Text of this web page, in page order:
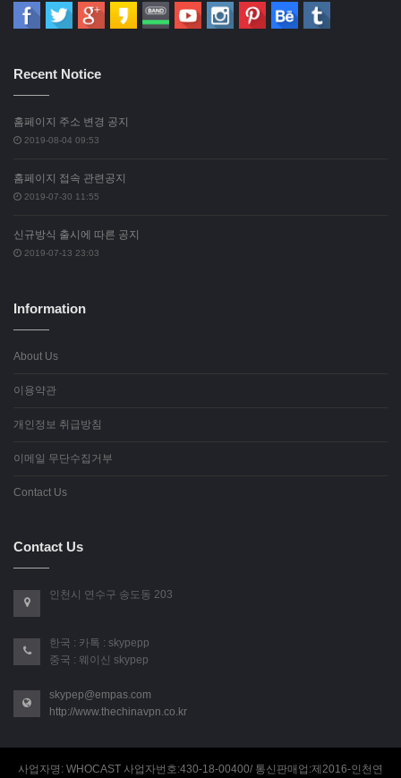
Recent Notice
홈페이지 주소 변경 공지
2019-08-04 09:53
홈페이지 접속 관련공지
2019-07-30 11:55
신규방식 출시에 따른 공지
2019-07-13 23:03
Information
About Us
이용약관
개인정보 취급방침
이메일 무단수집거부
Contact Us
Contact Us
인천시 연수구 송도동 203
한국 : 카톡 : skypepp
중국 : 웨이신 skypep
skypep@empas.com
http://www.thechinavpn.co.kr
사업자명: WHOCAST 사업자번호:430-18-00400/ 통신판매업:제2016-인천연